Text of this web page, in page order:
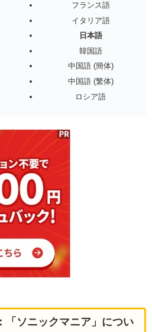
フランス語
イタリア語
日本語
韓国語
中国語 (簡体)
中国語 (繁体)
ロシア語
「ソニックマニア」につい